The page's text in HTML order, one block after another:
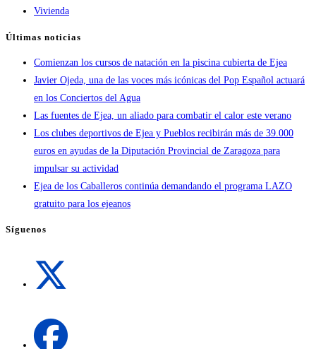
Vivienda
Últimas noticias
Comienzan los cursos de natación en la piscina cubierta de Ejea
Javier Ojeda, una de las voces más icónicas del Pop Español actuará
en los Conciertos del Agua
Las fuentes de Ejea, un aliado para combatir el calor este verano
Los clubes deportivos de Ejea y Pueblos recibirán más de 39.000
euros en ayudas de la Diputación Provincial de Zaragoza para
impulsar su actividad
Ejea de los Caballeros continúa demandando el programa LAZO
gratuito para los ejeanos
Síguenos
pestaña
abre